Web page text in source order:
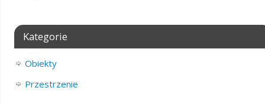
Kategorie
Obiekty
Przestrzenie